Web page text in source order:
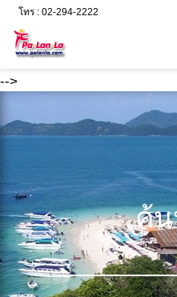
-->
โทร : 02-294-2222
ค้น